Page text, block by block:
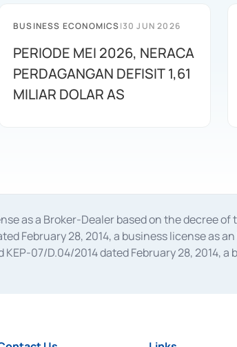
BUSINESS ECONOMICS|30 JUN 2026
PERIODE MEI 2026, NERACA
PERDAGANGAN DEFISIT 1,61
MILIAR DOLAR AS
as a Broker-Dealer based on the decree
February 28, 2014, a business license
KEP-07/D.04/2014 dated February 28,
of the Financial Services Authority
license was issued in 2018.